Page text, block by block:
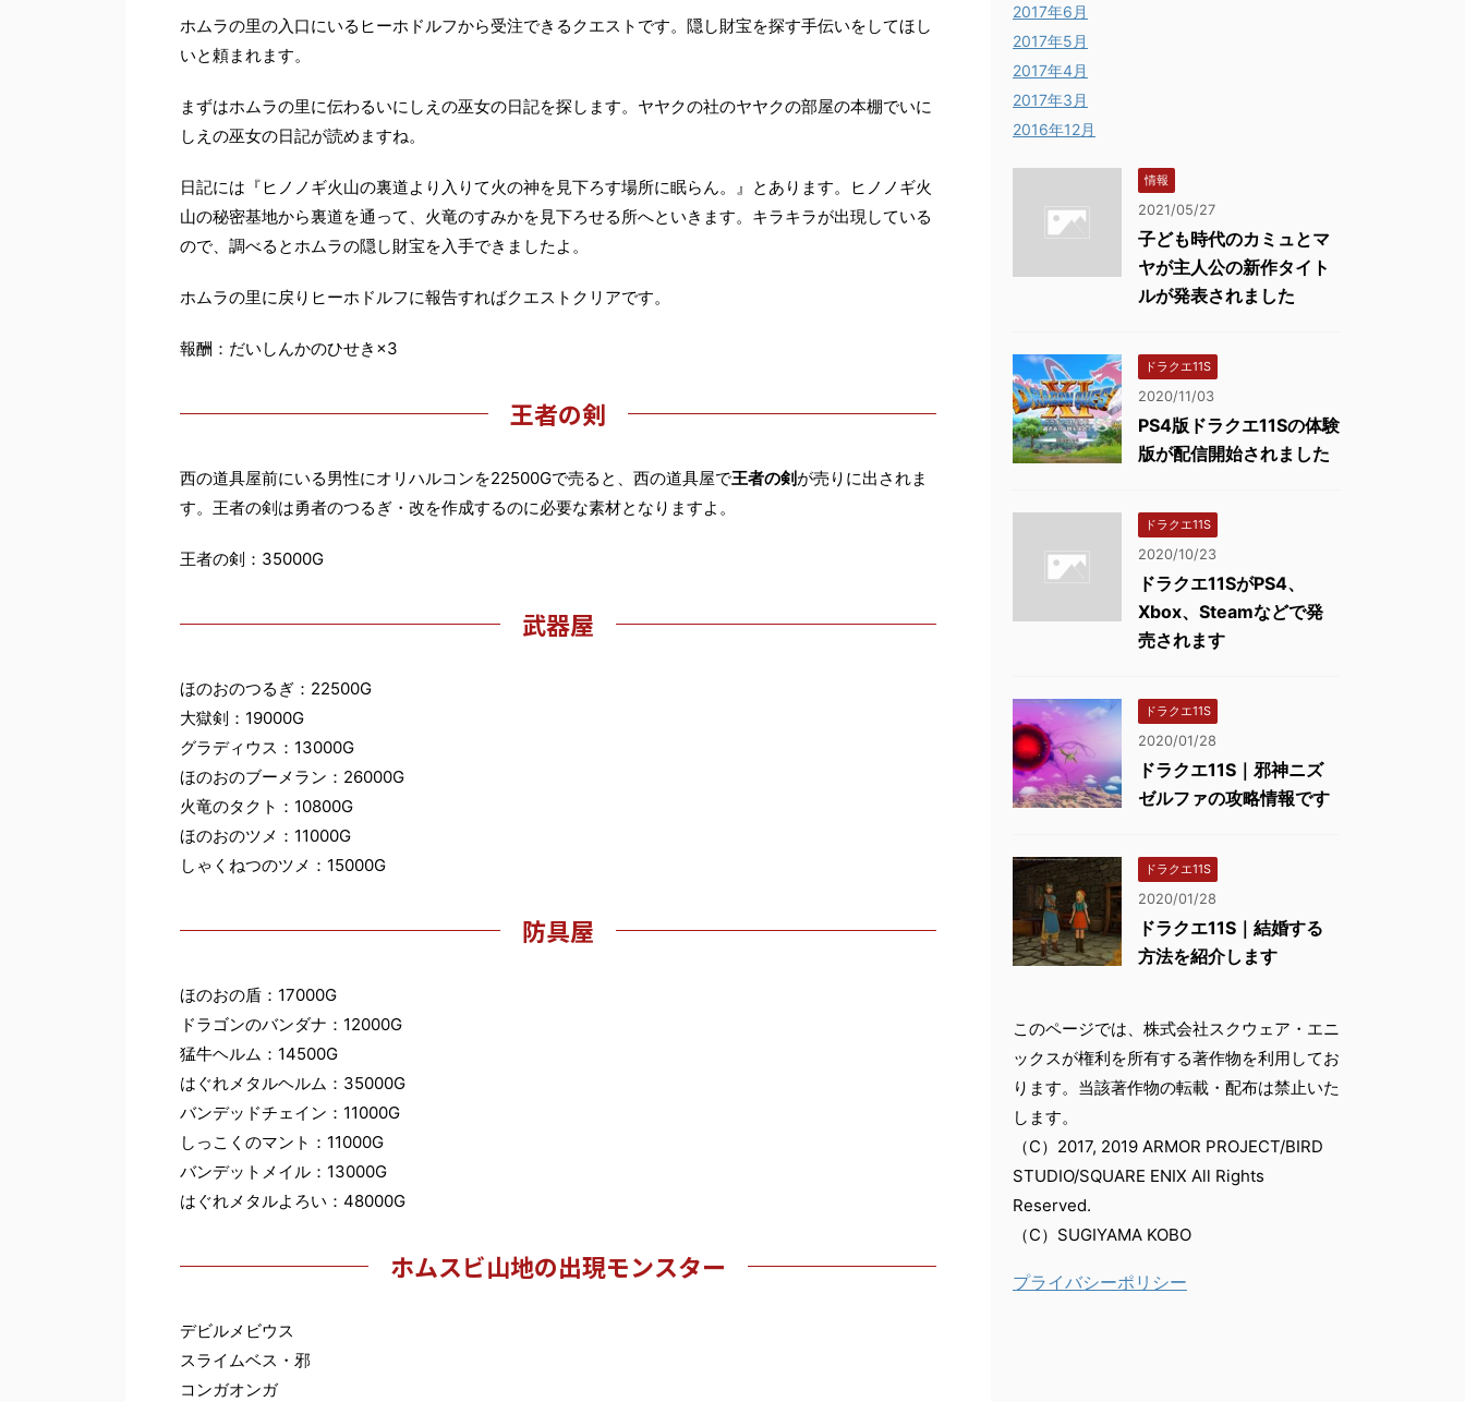
ホムラの里の入口にいるヒーホドルフから受注できるクエストです。隠し財宝を探す手伝いをしてほし
いと頼まれます。
まずはホムラの里に伝わるいにしえの巫女の日記を探します。ヤヤクの社のヤヤクの部屋の本棚でいに
しえの巫女の日記が読めますね。
日記には『ヒノノギ火山の裏道より入りて火の神を見下ろす場所に眠らん。』とあります。ヒノノギ火
山の秘密基地から裏道を通って、火竜のすみかを見下ろせる所へといきます。キラキラが出現している
ので、調べるとホムラの隠し財宝を入手できましたよ。
ホムラの里に戻りヒーホドルフに報告すればクエストクリアです。
報酬：だいしんかのひせき×3
王者の剣
西の道具屋前にいる男性にオリハルコンを22500Gで売ると、西の道具屋で王者の剣が売りに出されま
す。王者の剣は勇者のつるぎ・改を作成するのに必要な素材となりますよ。
王者の剣：35000G
武器屋
ほのおのつるぎ：22500G
大獄剣：19000G
グラディウス：13000G
ほのおのブーメラン：26000G
火竜のタクト：10800G
ほのおのツメ：11000G
しゃくねつのツメ：15000G
防具屋
ほのおの盾：17000G
ドラゴンのバンダナ：12000G
猛牛ヘルム：14500G
はぐれメタルヘルム：35000G
バンデッドチェイン：11000G
しっこくのマント：11000G
バンデットメイル：13000G
はぐれメタルよろい：48000G
ホムスビ山地の出現モンスター
デビルメビウス
スライムベス・邪
コンガオンガ
2017年6月
2017年5月
2017年4月
2017年3月
2016年12月
情報
2021/05/27
子ども時代のカミュとマ
ヤが主人公の新作タイト
ルが発表されました
ドラクエ11S
2020/11/03
PS4版ドラクエ11Sの体験
版が配信開始されました
ドラクエ11S
2020/10/23
ドラクエ11SがPS4、
Xbox、Steamなどで発
売されます
ドラクエ11S
2020/01/28
ドラクエ11S｜邪神ニズ
ゼルファの攻略情報です
ドラクエ11S
2020/01/28
ドラクエ11S｜結婚する
方法を紹介します
このページでは、株式会社スクウェア・エニ
ックスが権利を所有する著作物を利用してお
ります。当該著作物の転載・配布は禁止いた
します。
（C）2017, 2019 ARMOR PROJECT/BIRD
STUDIO/SQUARE ENIX All Rights
Reserved.
（C）SUGIYAMA KOBO
プライバシーポリシー